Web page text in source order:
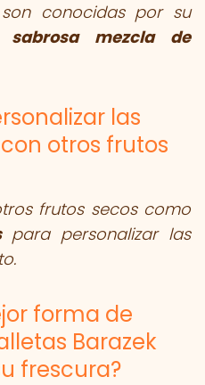
conocidas por su
sabrosa mezcla de
las
otros frutos
frutos secos como
para personalizar las
forma de
Barazek
frescura?